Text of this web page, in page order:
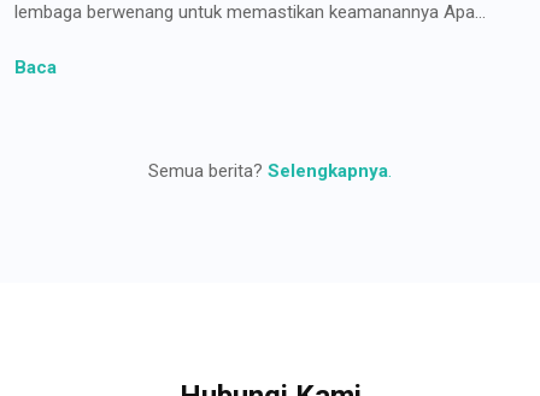
lembaga berwenang untuk memastikan keamanannya Apa...
Baca
Semua berita? Selengkapnya.